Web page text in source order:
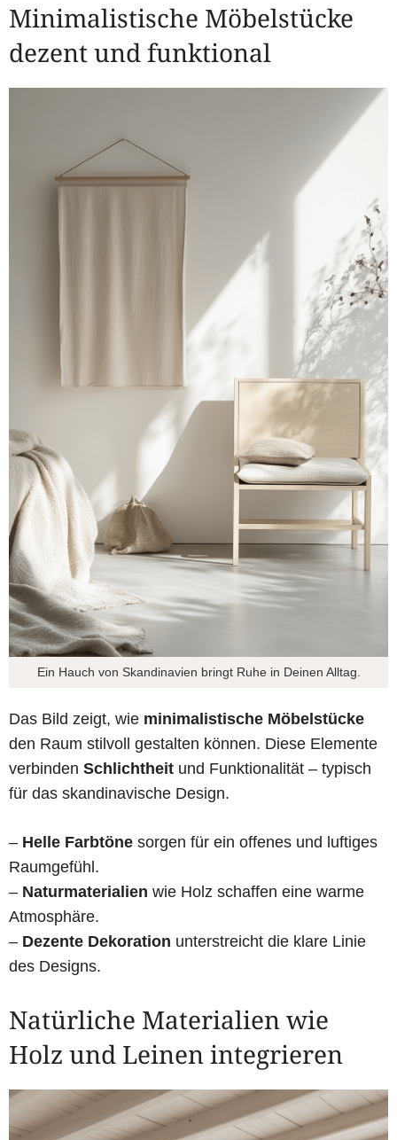
Minimalistische Möbelstücke
dezent und funktional
Ein Hauch von Skandinavien bringt Ruhe in Deinen Alltag.
Das Bild zeigt, wie minimalistische Möbelstücke
den Raum stilvoll gestalten können. Diese Elemente
verbinden Schlichtheit und Funktionalität – typisch
für das skandinavische Design.
– Helle Farbtöne sorgen für ein offenes und luftiges
Raumgefühl.
– Naturmaterialien wie Holz schaffen eine warme
Atmosphäre.
– Dezente Dekoration unterstreicht die klare Linie
des Designs.
Natürliche Materialien wie
Holz und Leinen integrieren